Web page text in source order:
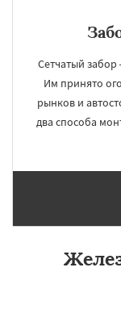
Сетчатый
Им принято
рынков и
два способа